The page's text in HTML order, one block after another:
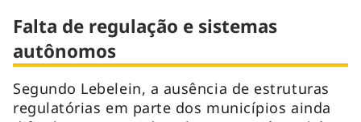
Falta de regulação e sistemas
autônomos
Segundo Lebelein, a ausência de estruturas
regulatórias em parte dos municípios ainda